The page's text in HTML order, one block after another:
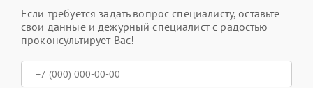
Если требуется задать вопрос специалисту, оставьте
свои данные и дежурный специалист с радостью
проконсультирует Вас!